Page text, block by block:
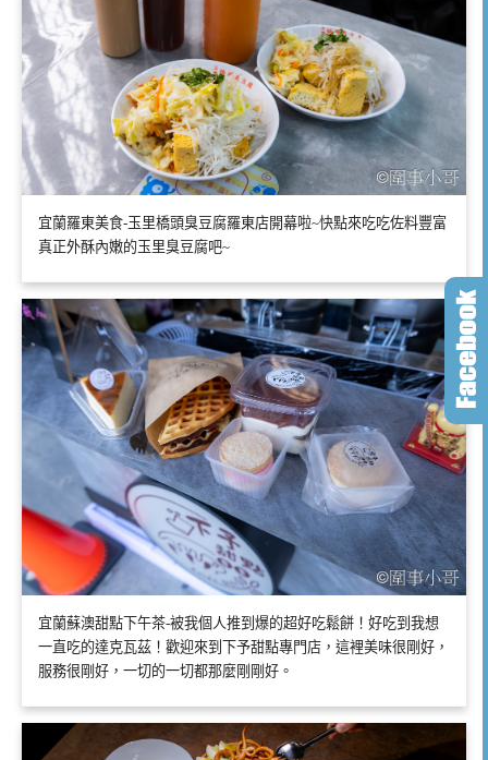
宜蘭羅東美食-玉里橋頭臭豆腐羅東店開幕啦~快點來吃吃佐料豐富
真正外酥內嫩的玉里臭豆腐吧~
宜蘭蘇澳甜點下午茶-被我個人推到爆的超好吃鬆餅！好吃到我想
一直吃的達克瓦茲！歡迎來到下予甜點專門店，這裡美味很剛好，
服務很剛好，一切的一切都那麼剛剛好。